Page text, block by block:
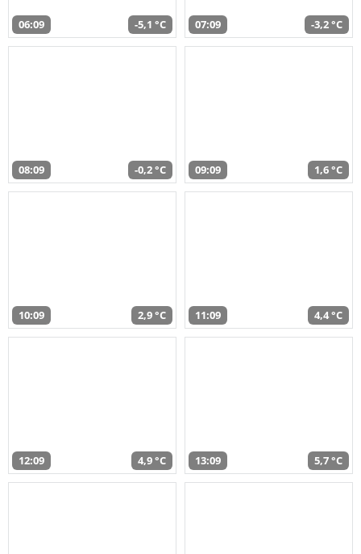
06:09 -5,1 °C 07:09 -3,2 °C
08:09 -0,2 °C 09:09 1,6 °C
10:09 2,9 °C 11:09 4,4 °C
12:09 4,9 °C 13:09 5,7 °C